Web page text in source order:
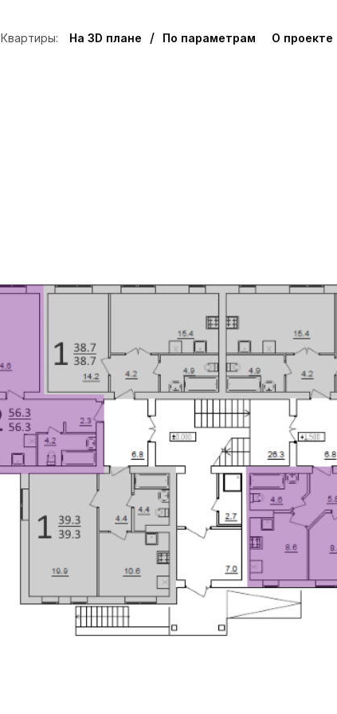
Квартиры: На 3D плане / По параметрам О проекте
Как к вам обращаться
Номер телефона
Отправить